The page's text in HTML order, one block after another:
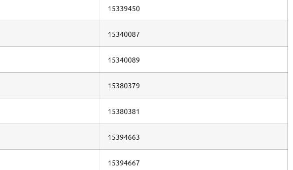
15339450
15340087
15340089
15380379
15380381
15394663
15394667